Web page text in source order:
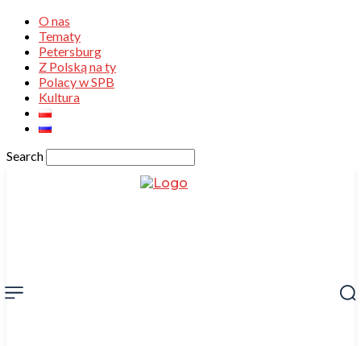
O nas
Tematy
Petersburg
Z Polską na ty
Polacy w SPB
Kultura
Search